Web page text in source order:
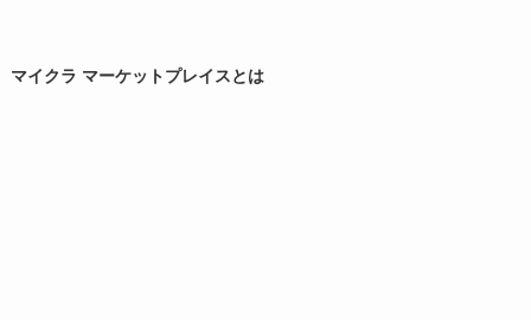
マイクラ マーケットプレイスとは